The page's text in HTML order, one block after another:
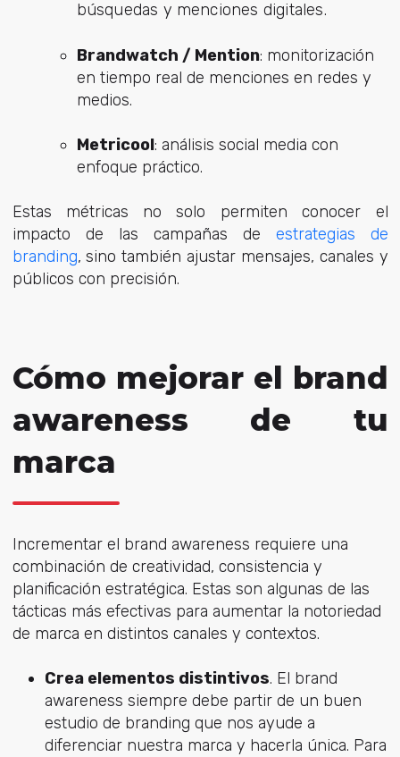
búsquedas y menciones digitales.
Brandwatch / Mention: monitorización
en tiempo real de menciones en redes y
medios.
Metricool: análisis social media con
enfoque práctico.
Estas métricas no solo permiten conocer el
impacto de las campañas de estrategias de
branding, sino también ajustar mensajes, canales y
públicos con precisión.
Cómo mejorar el brand
awareness de tu
marca
Incrementar el brand awareness requiere una
combinación de creatividad, consistencia y
planificación estratégica. Estas son algunas de las
tácticas más efectivas para aumentar la notoriedad
de marca en distintos canales y contextos.
Crea elementos distintivos. El brand
awareness siempre debe partir de un buen
estudio de branding que nos ayude a
diferenciar nuestra marca y hacerla única. Para